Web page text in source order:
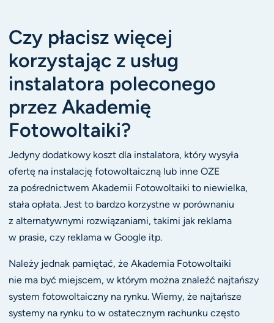
Czy płacisz więcej
korzystając z usług
instalatora poleconego
przez Akademię
Fotowoltaiki?
Jedyny dodatkowy koszt dla instalatora, który wysyła
ofertę na instalację fotowoltaiczną lub inne OZE
za pośrednictwem Akademii Fotowoltaiki to niewielka,
stała opłata. Jest to bardzo korzystne w porównaniu
z alternatywnymi rozwiązaniami, takimi jak reklama
w prasie, czy reklama w Google itp.
Należy jednak pamiętać, że Akademia Fotowoltaiki
nie ma być miejscem, w którym można znaleźć najtańszy
system fotowoltaiczny na rynku. Wiemy, że najtańsze
systemy na rynku to w ostatecznym rachunku często